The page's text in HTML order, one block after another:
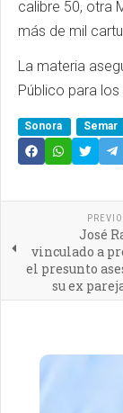
calibre 50, otra
más de mil
La materia
Público para
Sonora Semar
José
vinculado a
el presunto
su ex